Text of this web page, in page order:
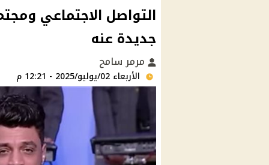
التواصل الاجتماعي
جديدة عنه
مرمر سامح
الأربعاء 02/يوليو/2025 - 12:21 م